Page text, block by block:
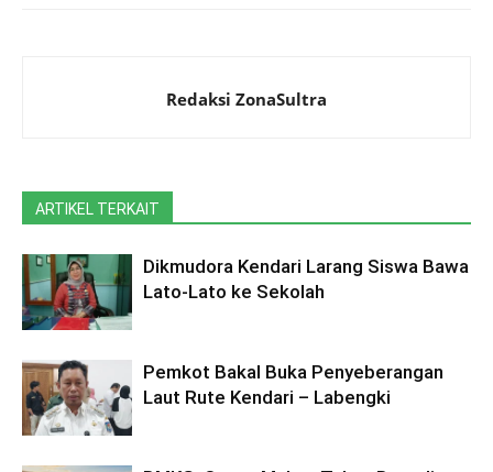
Redaksi ZonaSultra
ARTIKEL TERKAIT
Dikmudora Kendari Larang Siswa Bawa
Lato-Lato ke Sekolah
Pemkot Bakal Buka Penyeberangan
Laut Rute Kendari – Labengki